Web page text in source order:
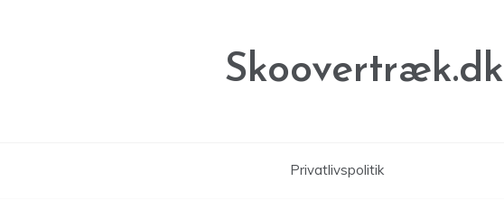
Skoovertræk.dk
Privatlivspolitik